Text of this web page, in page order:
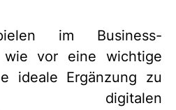
im Business-
wie vor eine wichtige
ideale Ergänzung zu
digitalen